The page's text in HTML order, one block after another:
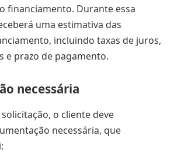
financiamento. Durante essa
uma estimativa das
incluindo taxas de juros,
e prazo de pagamento.
necessária
o cliente deve
necessária, que